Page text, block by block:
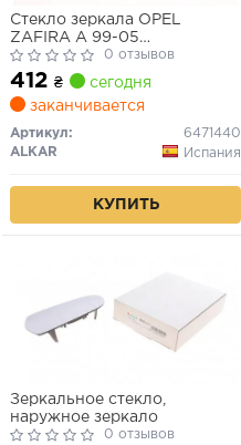
Стекло зеркала OPEL
ZAFIRA A 99-05
асферич.подогрев.лев.
0 отзывов
412 ₴
сегодня
заканчивается
Артикул:
6471440
ALKAR
Испания
КУПИТЬ
Зеркальное стекло,
наружное зеркало
0 отзывов